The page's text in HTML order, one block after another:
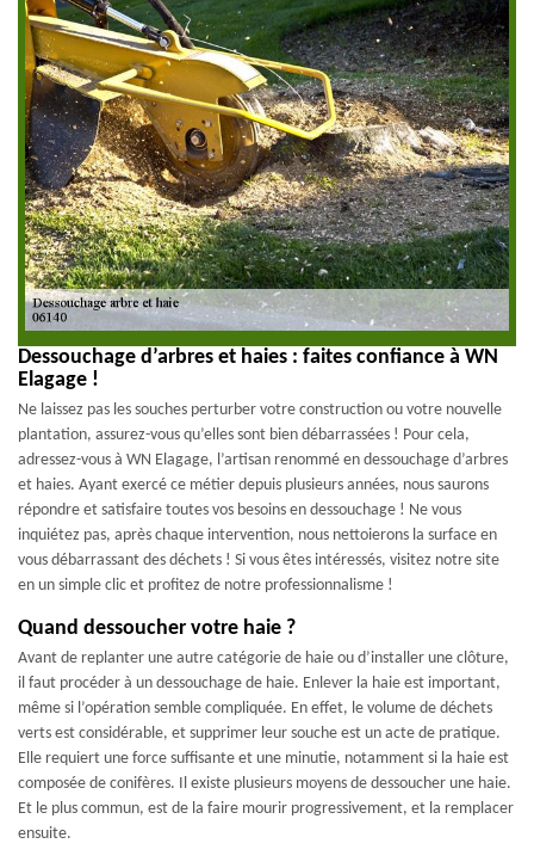
Dessouchage d’arbres et haies : faites confiance à WN
Elagage !
Ne laissez pas les souches perturber votre construction ou votre nouvelle
plantation, assurez-vous qu’elles sont bien débarrassées ! Pour cela,
adressez-vous à WN Elagage, l’artisan renommé en dessouchage d’arbres
et haies. Ayant exercé ce métier depuis plusieurs années, nous saurons
répondre et satisfaire toutes vos besoins en dessouchage ! Ne vous
inquiétez pas, après chaque intervention, nous nettoierons la surface en
vous débarrassant des déchets ! Si vous êtes intéressés, visitez notre site
en un simple clic et profitez de notre professionnalisme !
Quand dessoucher votre haie ?
Avant de replanter une autre catégorie de haie ou d’installer une clôture,
il faut procéder à un dessouchage de haie. Enlever la haie est important,
même si l’opération semble compliquée. En effet, le volume de déchets
verts est considérable, et supprimer leur souche est un acte de pratique.
Elle requiert une force suffisante et une minutie, notamment si la haie est
composée de conifères. Il existe plusieurs moyens de dessoucher une haie.
Et le plus commun, est de la faire mourir progressivement, et la remplacer
ensuite.